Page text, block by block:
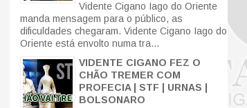
Vidente Cigano Iago do Oriente
manda mensagem para o público, as
dificuldades chegaram. Vidente Cigano Iago do
Oriente está envolto numa tra...
VIDENTE CIGANO FEZ O
CHÃO TREMER COM
PROFECIA | STF | URNAS |
BOLSONARO